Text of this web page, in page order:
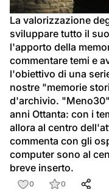
La valorizzazione
sviluppare tutto il
l'apporto della
commentare temi e
l'obiettivo di una
nostre "memorie
d'archivio.
anni Ottanta: con i
allora al centro
commenta con gli
computer sono al
breve inserto.
0
0